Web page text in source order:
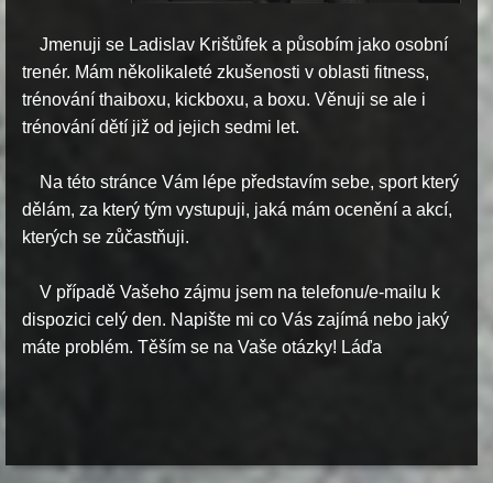
Jmenuji se Ladislav Krištůfek a působím jako osobní
trenér. Mám několikaleté zkušenosti v oblasti fitness,
trénování thaiboxu, kickboxu, a boxu. Věnuji se ale i
trénování dětí již od jejich sedmi let.
Na této stránce Vám lépe představím sebe, sport který
dělám, za který tým vystupuji, jaká mám ocenění a akcí,
kterých se zůčastňuji.
V případě Vašeho zájmu jsem na telefonu/e-mailu k
dispozici celý den. Napište mi co Vás zajímá nebo jaký
máte problém. Těším se na Vaše otázky! Láďa